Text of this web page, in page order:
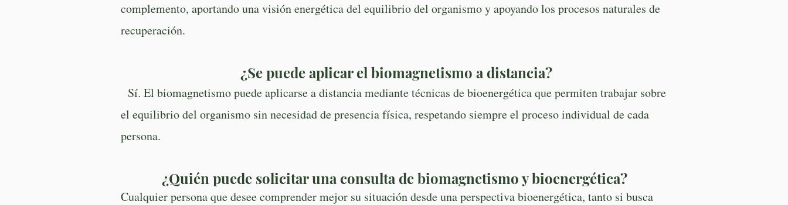
complemento, aportando una visión energética del equilibrio del organismo y apoyando los procesos naturales de
recuperación.
¿Se puede aplicar el biomagnetismo a distancia?
Sí. El biomagnetismo puede aplicarse a distancia mediante técnicas de bioenergética que permiten trabajar sobre
el equilibrio del organismo sin necesidad de presencia física, respetando siempre el proceso individual de cada
persona.
¿Quién puede solicitar una consulta de biomagnetismo y bioenergética?
Cualquier persona que desee comprender mejor su situación desde una perspectiva bioenergética, tanto si busca